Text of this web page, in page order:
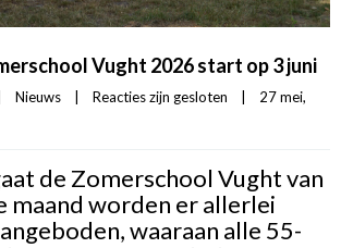
Vught 2026 start op 3 juni
Nieuws | Reacties zijn gesloten |
27 mei,
de Zomerschool Vught van
maand worden er allerlei
waaraan alle 55-